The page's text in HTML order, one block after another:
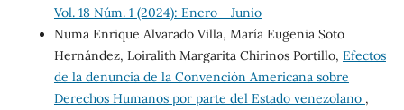
Vol. 18 Núm. 1 (2024): Enero - Junio
Numa Enrique Alvarado Villa, María Eugenia Soto
Hernández, Loiralith Margarita Chirinos Portillo, Efectos
de la denuncia de la Convención Americana sobre
Derechos Humanos por parte del Estado venezolano ,